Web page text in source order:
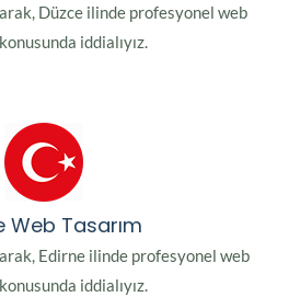
Düzce ilinde profesyonel web
iddialıyız.
Web Tasarım
Edirne ilinde profesyonel web
iddialıyız.